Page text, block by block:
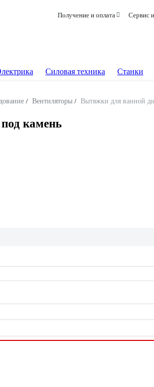
Получение и оплата Сервис
Силовая техника Станки
/ Вентиляторы / Вытяжки для ванной
камень